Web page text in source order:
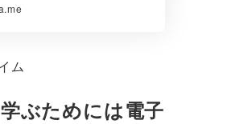
ム
ぶためには電子